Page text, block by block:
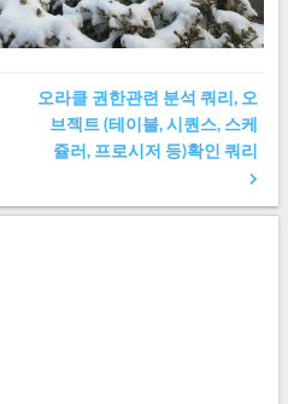
오라클 권한관련 분석 쿼리, 오
브젝트 (테이블, 시퀀스, 스케
쥴러, 프로시저 등)확인 쿼리